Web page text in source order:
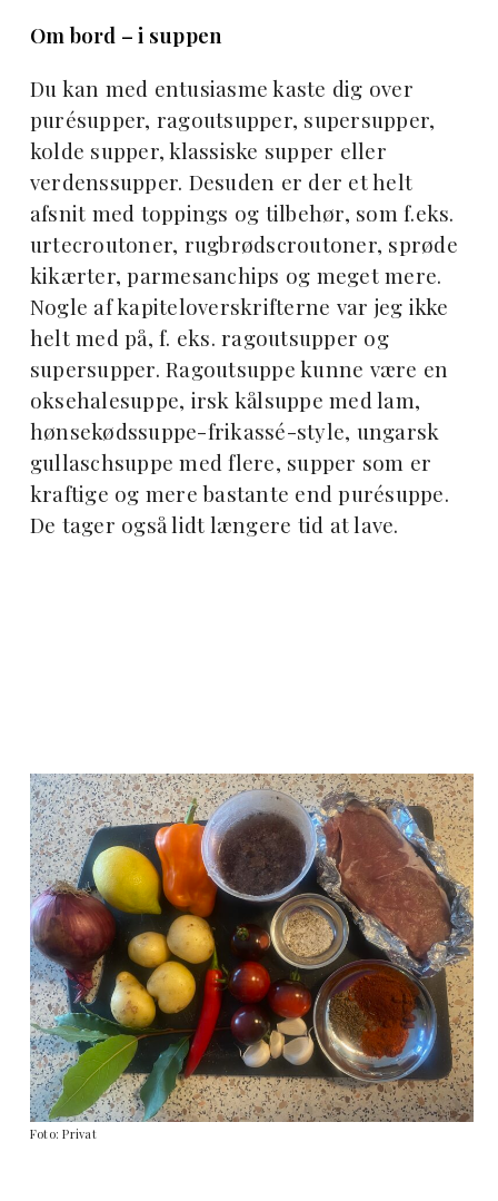
Om bord – i suppen
Du kan med entusiasme kaste dig over
purésupper, ragoutsupper, supersupper,
kolde supper, klassiske supper eller
verdenssupper. Desuden er der et helt
afsnit med toppings og tilbehør, som f.eks.
urtecroutoner, rugbrødscroutoner, sprøde
kikærter, parmesanchips og meget mere.
Nogle af kapiteloverskrifterne var jeg ikke
helt med på, f. eks. ragoutsupper og
supersupper. Ragoutsuppe kunne være en
oksehalesuppe, irsk kålsuppe med lam,
hønsekødssuppe-frikassé-style, ungarsk
gullaschsuppe med flere, supper som er
kraftige og mere bastante end purésuppe.
De tager også lidt længere tid at lave.
Foto: Privat